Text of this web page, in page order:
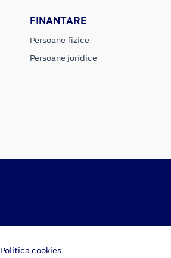
FINANTARE
Persoane fizice
Persoane juridice
Politica cookies